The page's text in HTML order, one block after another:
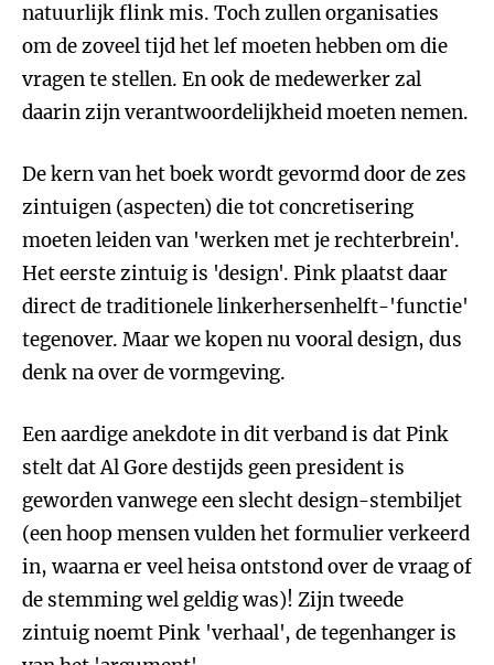
natuurlijk flink mis. Toch zullen organisaties
om de zoveel tijd het lef moeten hebben om die
vragen te stellen. En ook de medewerker zal
daarin zijn verantwoordelijkheid moeten nemen.
De kern van het boek wordt gevormd door de zes
zintuigen (aspecten) die tot concretisering
moeten leiden van 'werken met je rechterbrein'.
Het eerste zintuig is 'design'. Pink plaatst daar
direct de traditionele linkerhersenhelft-'functie'
tegenover. Maar we kopen nu vooral design, dus
denk na over de vormgeving.
Een aardige anekdote in dit verband is dat Pink
stelt dat Al Gore destijds geen president is
geworden vanwege een slecht design-stembiljet
(een hoop mensen vulden het formulier verkeerd
in, waarna er veel heisa ontstond over de vraag of
de stemming wel geldig was)! Zijn tweede
zintuig noemt Pink 'verhaal', de tegenhanger is